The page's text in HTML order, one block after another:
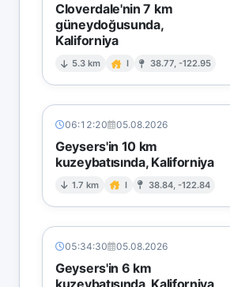
Cloverdale'nin 7 km
güneydoğusunda,
Kaliforniya
5.3 km I 38.77, -122.95
06:12:20 05.08.2026
Geysers'in 10 km
kuzeybatısında, Kaliforniya
1.7 km I 38.84, -122.84
05:34:30 05.08.2026
Geysers'in 6 km
kuzeybatısında, Kaliforniya